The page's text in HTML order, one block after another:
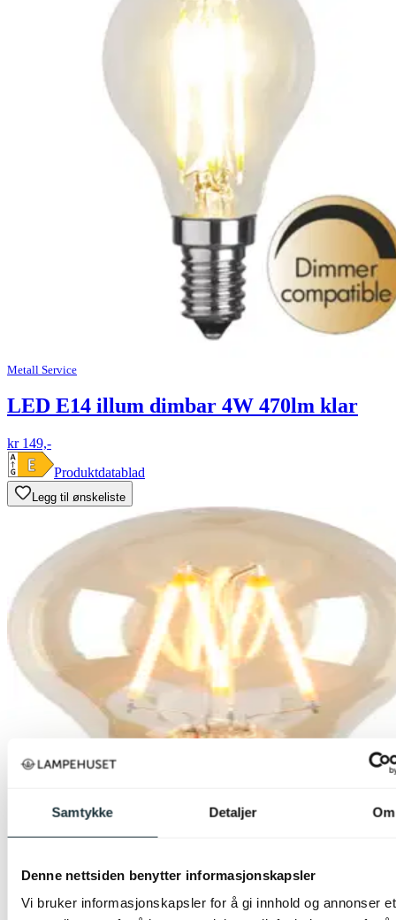
Samtykke Detaljer Om
Denne nettsiden benytter informasjonskapsler
Vi bruker informasjonskapsler for å gi innhold og annonser et
Metall Service
LED E14 illum dimbar 4W 470lm klar
kr 149,-
Produktdatablad
Legg til ønskeliste